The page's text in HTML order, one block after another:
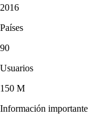
2016
Países
90
Usuarios
150 M
Información importante